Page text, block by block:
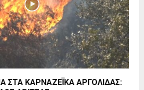
ΣΤΑ ΚΑΡΝΑΖΕΪΚΑ ΑΡΓΟΛΙΔΑΣ: